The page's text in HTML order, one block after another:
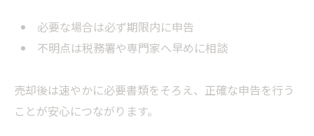
必要な場合は必ず期限内に申告
不明点は税務署や専門家へ早めに相談
売却後は速やかに必要書類をそろえ、正確な申告を行う
ことが安心につながります。